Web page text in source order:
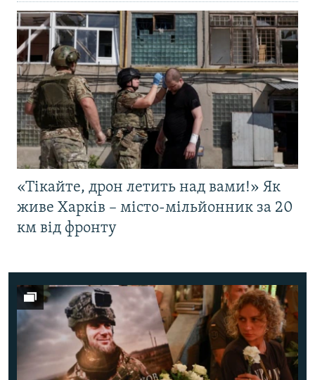
«Тікайте, дрон летить над вами!» Як
живе Харків – місто-мільйонник за 20
км від фронту